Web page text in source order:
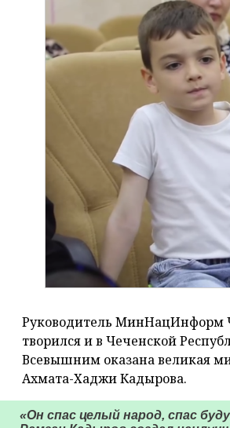
Руководитель МинНацИнформ
творился и в Чеченской
Всевышним оказана великая
Ахмата-Хаджи Кадырова.
«Он спас целый народ, спас